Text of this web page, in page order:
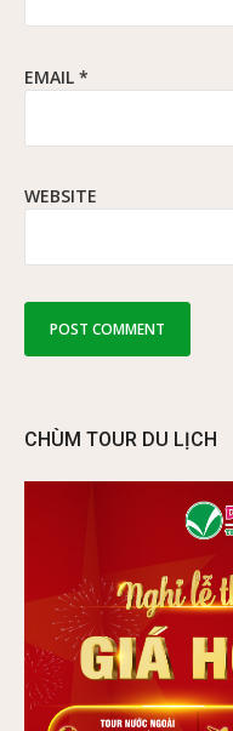
EMAIL *
WEBSITE
CHÙM TOUR DU LỊCH